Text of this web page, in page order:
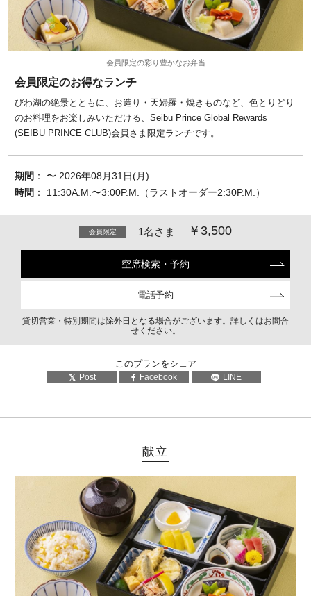
会員限定の彩り豊かなお弁当
会員限定のお得なランチ
びわ湖の絶景とともに、お造り・天婦羅・焼きものなど、色とりどり
のお料理をお楽しみいただける、Seibu Prince Global Rewards
(SEIBU PRINCE CLUB)会員さま限定ランチです。
期間 ： 〜 2026年08月31日(月)
時間 ： 11:30A.M.〜3:00P.M.（ラストオーダー2:30P.M.）
会員限定 1名さま ￥3,500
空席検索・予約
電話予約
貸切営業・特別期間は除外日となる場合がございます。詳しくはお問合
せください。
このプランをシェア
Post Facebook LINE
献立